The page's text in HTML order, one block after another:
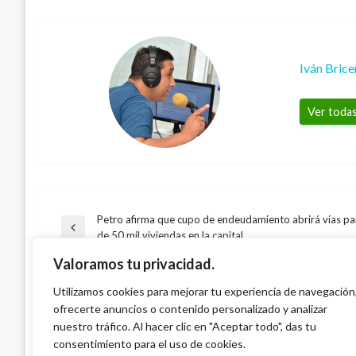
Valoramos tu privacidad.
Utilizamos cookies para mejorar tu experiencia de navegación,
ofrecerte anuncios o contenido personalizado y analizar
nuestro tráfico. Al hacer clic en "Aceptar todo", das tu
consentimiento para el uso de cookies.
Iván
Ver
Navegación
de
entradas
Entrada
Petro afirma que cupo de endeudamiento abrirá vías
de 50 mil viviendas en la capital
TAMBIÉN PODRÍA GUSTARTE
CIENCIA Y TECNOLOGÍA
Llega a Colombia Instafit el gimnasio de
Paola Hernandez viernes enero 24, 2014
CIENCIA Y TECNOLOGÍA
En los últimos 16 años el dengue ha
colombianos
Andres Felipe Gama lunes mayo 23, 2016